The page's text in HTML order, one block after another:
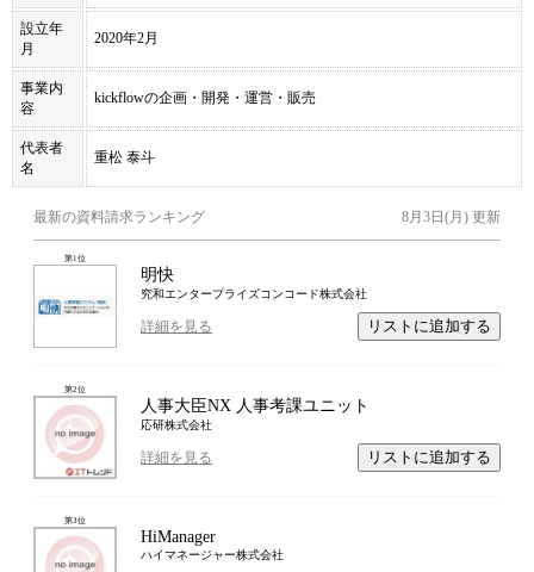
設立年
月
2020年2月
事業内
容
kickflowの企画・開発・運営・販売
代表者
名
重松 泰斗
最新の資料請求ランキング 8月3日(月) 更新
第1位
明快
究和エンタープライズコンコード株式会社
詳細を見る リストに追加する
第2位
人事大臣NX 人事考課ユニット
応研株式会社
詳細を見る リストに追加する
第3位
HiManager
ハイマネージャー株式会社